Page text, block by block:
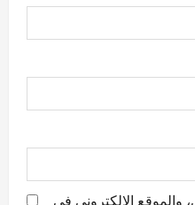
والموقع الإلكتروني في